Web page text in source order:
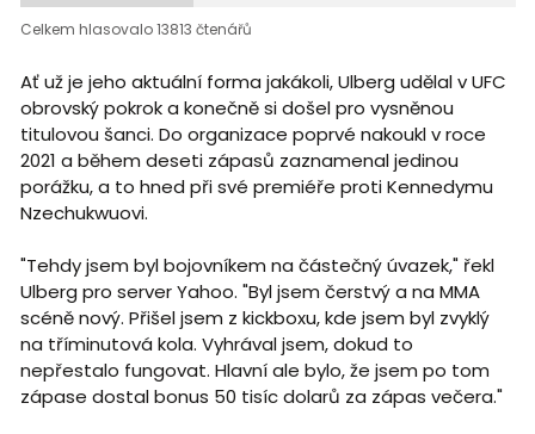
Celkem hlasovalo 13813 čtenářů
Ať už je jeho aktuální forma jakákoli, Ulberg udělal v UFC
obrovský pokrok a konečně si došel pro vysněnou
titulovou šanci. Do organizace poprvé nakoukl v roce
2021 a během deseti zápasů zaznamenal jedinou
porážku, a to hned při své premiéře proti Kennedymu
Nzechukwuovi.
"Tehdy jsem byl bojovníkem na částečný úvazek," řekl
Ulberg pro server Yahoo. "Byl jsem čerstvý a na MMA
scéně nový. Přišel jsem z kickboxu, kde jsem byl zvyklý
na tříminutová kola. Vyhrával jsem, dokud to
nepřestalo fungovat. Hlavní ale bylo, že jsem po tom
zápase dostal bonus 50 tisíc dolarů za zápas večera."